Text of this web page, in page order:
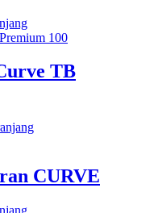
TB
CURVE